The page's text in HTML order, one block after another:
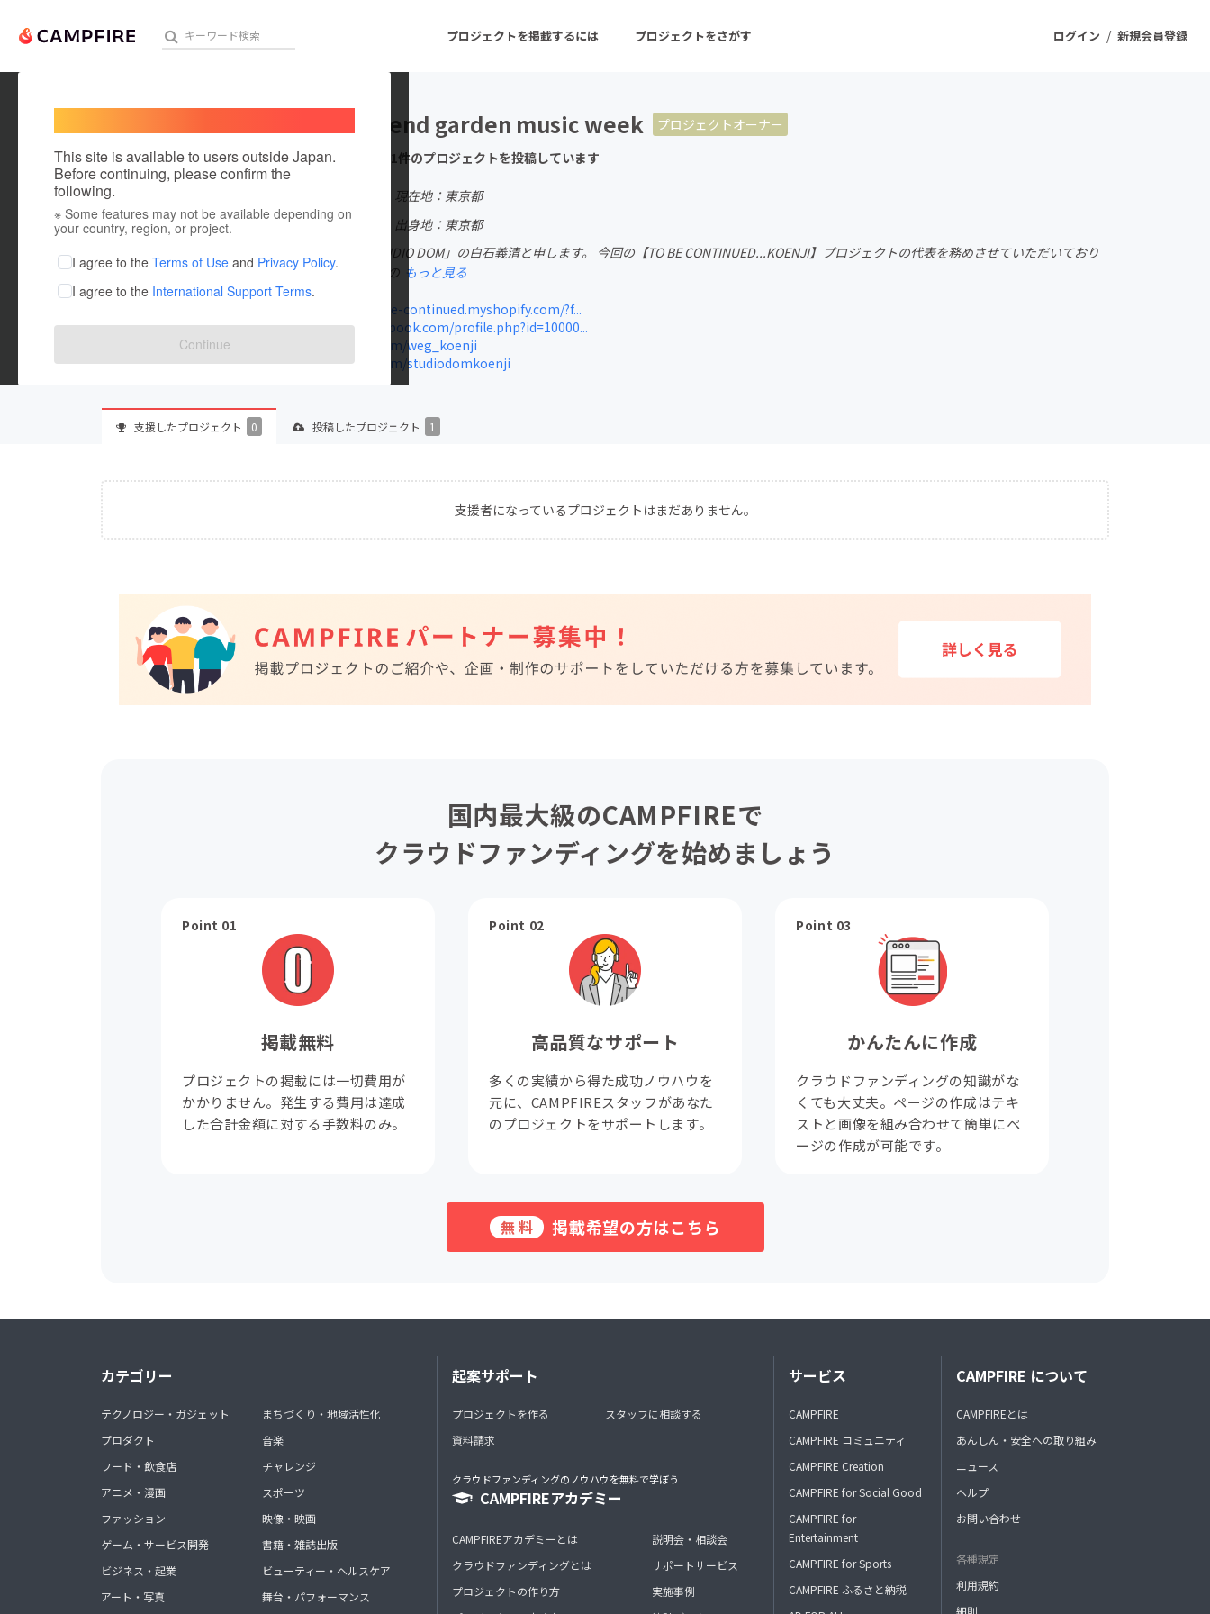
ログイン / 新規会員登録
プロジェクトを掲載するには プロジェクトをさがす
人気のプロジェクト 注目のリターン 注目の新着プロジェクト
アート・写真 音楽
テクノロジー・ガジェット
ゲーム・サービス開発 フード・飲食店
ファッション
映像・映画
ビジネス・起業
チャレンジ
まちづくり・地域活性化
CAMPFIRE for Social Good
This site is available to users outside Japan.
Before continuing, please confirm the
following.
※ Some features may not be available depending on
your country, region, or project.
I agree to the Terms of Use and Privacy Policy.
I agree to the International Support Terms.
Continue
worlds end garden music week
プロジェクトオーナー
これまでに1件のプロジェクトを投稿しています
現在地：東京都
出身国：日本
出身地：東京都
「SOUND STUDIO DOM」の白石義清と申します。 今回の【TO BE CONTINUED...KOENJI】プロジェクトの代表を務めさせていただいており
ます。 高円寺の もっと見る
koenjitobe-continued.myshopify.com/?f...
www.facebook.com/profile.php?id=10000...
twitter.com/weg_koenji
twitter.com/studiodomkoenji
支援したプロジェクト 0 投稿したプロジェクト 1
支援者になっているプロジェクトはまだありません。
国内最大級のCAMPFIREで
クラウドファンディングを始めましょう
Point 01
掲載無料
プロジェクトの掲載には一切費用が
かかりません。発生する費用は達成
した合計金額に対する手数料のみ。
Point 02
高品質なサポート
多くの実績から得た成功ノウハウを
元に、CAMPFIREスタッフがあなた
のプロジェクトをサポートします。
Point 03
かんたんに作成
クラウドファンディングの知識がな
くても大丈夫。ページの作成はテキ
ストと画像を組み合わせて簡単にペ
ージの作成が可能です。
無料 掲載希望の方はこちら
カテゴリー
テクノロジー・ガジェット
プロダクト
フード・飲食店
アニメ・漫画
ファッション
ゲーム・サービス開発
ビジネス・起業
アート・写真
まちづくり・地域活性化
音楽
チャレンジ
スポーツ
映像・映画
書籍・雑誌出版
ビューティー・ヘルスケア
舞台・パフォーマンス
起案サポート
プロジェクトを作る
資料請求
スタッフに相談する
クラウドファンディングのノウハウを無料で学ぼう
CAMPFIREアカデミー
CAMPFIREアカデミーとは
クラウドファンディングとは
プロジェクトの作り方
説明会・相談会
サポートサービス
実施事例
サービス
CAMPFIRE
CAMPFIRE コミュニティ
CAMPFIRE Creation
CAMPFIRE for Social Good
CAMPFIRE for
Entertainment
CAMPFIRE for Sports
CAMPFIRE ふるさと納税
CAMPFIRE について
CAMPFIREとは
あんしん・安全への取り組み
ニュース
ヘルプ
お問い合わせ
各種規定
利用規約